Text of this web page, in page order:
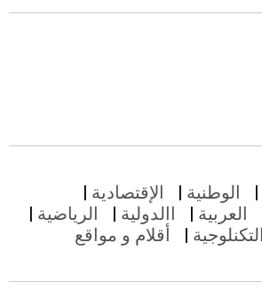
الوطنية
الإقتصادية
العربية االدولية
الرياضية
التكنلوجية أقلام و مواقع